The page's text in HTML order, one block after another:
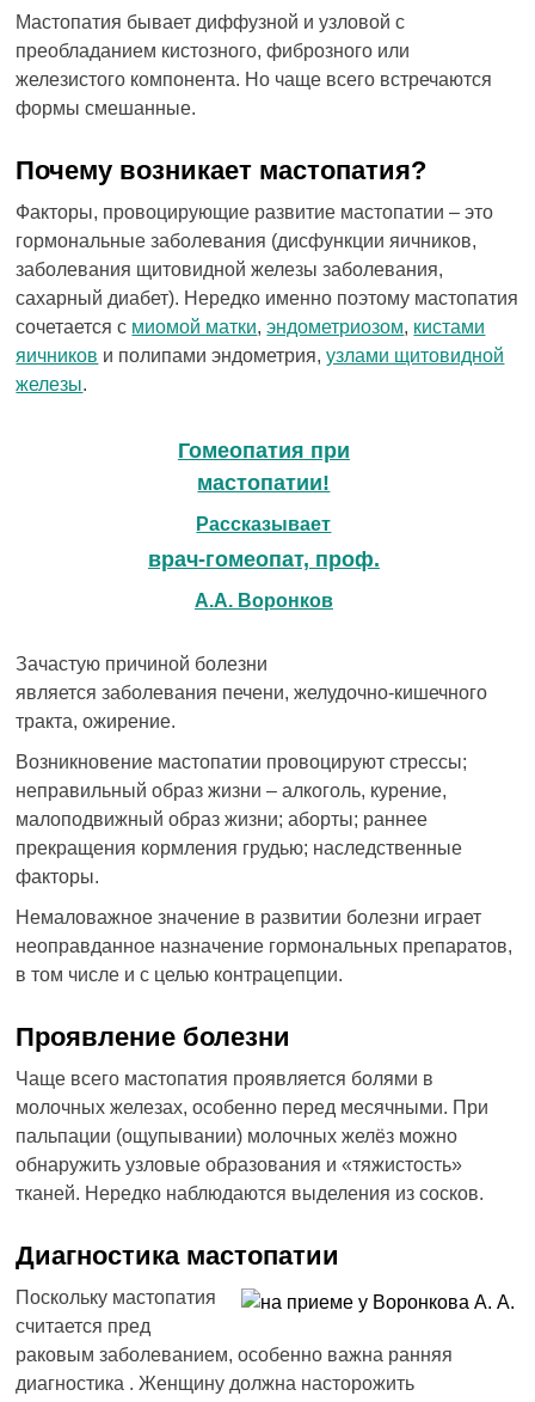
Мастопатия бывает диффузной и узловой с
преобладанием кистозного, фиброзного или
железистого компонента. Но чаще всего встречаются
формы смешанные.
Почему возникает мастопатия?
Факторы, провоцирующие развитие мастопатии – это
гормональные заболевания (дисфункции яичников,
заболевания щитовидной железы заболевания,
сахарный диабет). Нередко именно поэтому мастопатия
сочетается с миомой матки,эндометриозом, кистами
яичников и полипами эндометрия,узлами щитовидной
железы.
Гомеопатия при
мастопатии!
Рассказывает
врач-гомеопат, проф.
А.А. Воронков
Зачастую причиной болезни
является заболевания печени, желудочно-кишечного
тракта, ожирение.
Возникновение мастопатии провоцируют стрессы;
неправильный образ жизни – алкоголь, курение,
малоподвижный образ жизни; аборты; раннее
прекращения кормления грудью; наследственные
факторы.
Немаловажное значение в развитии болезни играет
неоправданное назначение гормональных препаратов,
в том числе и с целью контрацепции.
Проявление болезни
Чаще всего мастопатия проявляется болями в
молочных железах, особенно перед месячными. При
пальпации (ощупывании) молочных желёз можно
обнаружить узловые образования и «тяжистость»
тканей. Нередко наблюдаются выделения из сосков.
Диагностика мастопатии
Поскольку мастопатия
считается пред
раковым заболеванием, особенно важна ранняя
диагностика . Женщину должна насторожить